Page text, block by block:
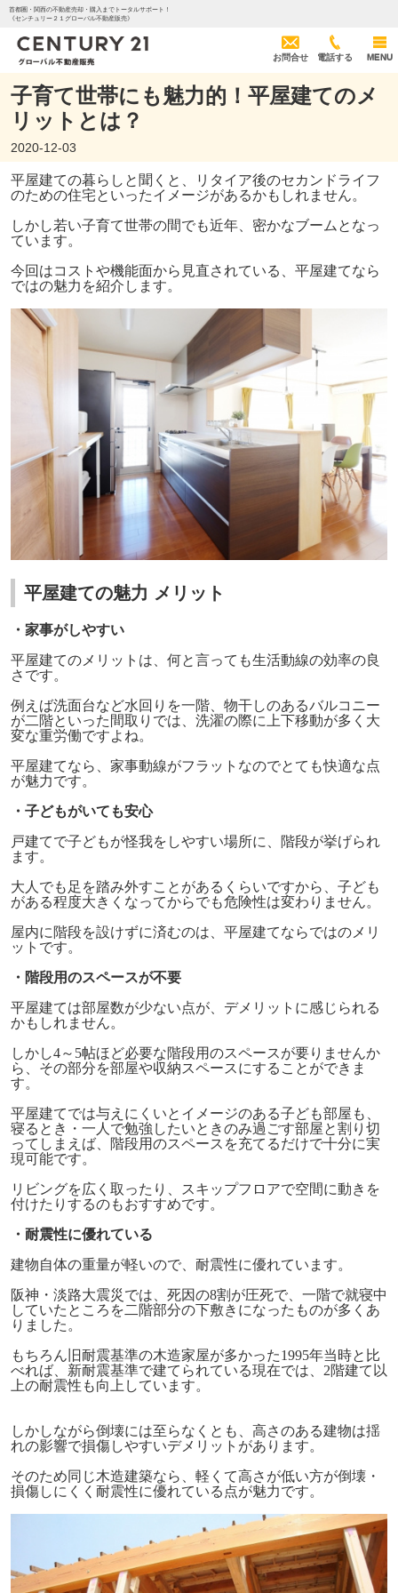
首都圏・関西の不動産売却・購入までトータルサポート！
《センチュリー２１グローバル不動産販売》
お問合せ 電話する MENU
子育て世帯にも魅力的！平屋建てのメ
リットとは？
2020-12-03
平屋建ての暮らしと聞くと、リタイア後のセカンドライフ
のための住宅といったイメージがあるかもしれません。
しかし若い子育て世帯の間でも近年、密かなブームとなっ
ています。
今回はコストや機能面から見直されている、平屋建てなら
ではの魅力を紹介します。
平屋建ての魅力 メリット
・家事がしやすい
平屋建てのメリットは、何と言っても生活動線の効率の良
さです。
例えば洗面台など水回りを一階、物干しのあるバルコニー
が二階といった間取りでは、洗濯の際に上下移動が多く大
変な重労働ですよね。
平屋建てなら、家事動線がフラットなのでとても快適な点
が魅力です。
・子どもがいても安心
戸建てで子どもが怪我をしやすい場所に、階段が挙げられ
ます。
大人でも足を踏み外すことがあるくらいですから、子ども
がある程度大きくなってからでも危険性は変わりません。
屋内に階段を設けずに済むのは、平屋建てならではのメリ
ットです。
・階段用のスペースが不要
平屋建ては部屋数が少ない点が、デメリットに感じられる
かもしれません。
しかし4～ 5帖ほど必要な階段用のスペースが要りませんか
ら、その部分を部屋や収納スペースにすることができま
す。
平屋建てでは与えにくいとイメージのある子ども部屋も、
寝るとき・一人で勉強したいときのみ過ごす部屋と割り切
ってしまえば、階段用のスペースを充てるだけで十分に実
現可能です。
リビングを広く取ったり、スキップフロアで空間に動きを
付けたりするのもおすすめです。
・耐震性に優れている
建物自体の重量が軽いので、耐震性に優れています。
阪神・淡路大震災では、死因の8割が圧死で、一階で就寝中
していたところを二階部分の下敷きになったものが多くあ
りました。
もちろん旧耐震基準の木造家屋が多かった1995年当時と比
べれば、新耐震基準で建てられている現在では、 2階建て以
上の耐震性も向上しています。
しかしながら倒壊には至らなくとも、高さのある建物は揺
れの影響で損傷しやすいデメリットがあります。
そのため同じ木造建築なら、軽くて高さが低い方が倒壊・
損傷しにくく耐震性に優れている点が魅力です。